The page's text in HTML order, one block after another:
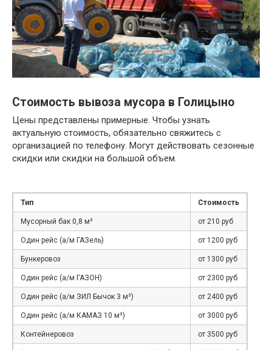
Стоимость вывоза мусора в Голицыно
Цены представлены примерные. Чтобы узнать
актуальную стоимость, обязательно свяжитесь с
организацией по телефону. Могут действовать сезонные
скидки или скидки на большой объем.
Тип Стоимость
Мусорный бак 0,8 м³ от 210 руб
Один рейс (а/м ГАЗель) от 1200 руб
Бункеровоз от 1300 руб
Один рейс (а/м ГАЗОН) от 2300 руб
Один рейс (а/м ЗИЛ Бычок 3 м³) от 2400 руб
Один рейс (а/м КАМАЗ 10 м³) от 3000 руб
Контейнеровоз от 3500 руб